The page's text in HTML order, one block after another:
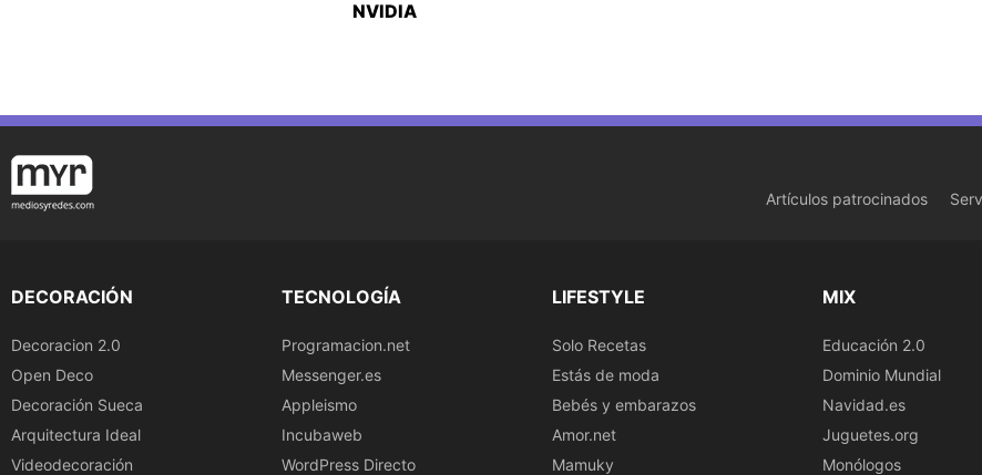
NVIDIA
Artículos patrocinados
DECORACIÓN
Decoracion 2.0
Open Deco
Decoración Sueca
Arquitectura Ideal
Videodecoración
TECNOLOGÍA
Programacion.net
Messenger.es
Appleismo
Incubaweb
WordPress Directo
LIFESTYLE
Solo Recetas
Estás de moda
Bebés y embarazos
Amor.net
Mamuky
MIX
Educación 2.0
Dominio Mundial
Navidad.es
Juguetes.org
Monólogos